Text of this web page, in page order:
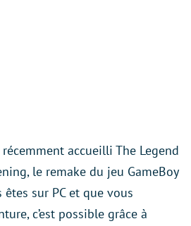
accueilli The Legend
le remake du jeu GameBoy
sur PC et que vous
c’est possible grâce à